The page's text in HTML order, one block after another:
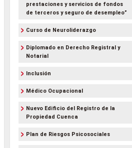
prestaciones y servicios de fondos
de terceros y seguro de desempleo”
Curso de Neuroliderazgo
Diplomado en Derecho Registral y
Notarial
Inclusión
Médico Ocupacional
Nuevo Edificio del Registro de la
Propiedad Cuenca
Plan de Riesgos Psicosociales